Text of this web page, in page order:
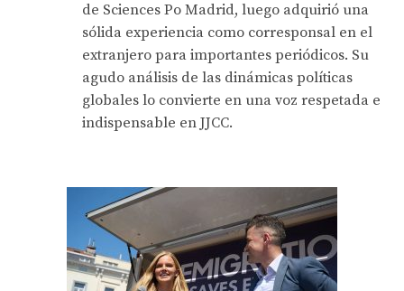
de Sciences Po Madrid, luego adquirió una
sólida experiencia como corresponsal en el
extranjero para importantes periódicos. Su
agudo análisis de las dinámicas políticas
globales lo convierte en una voz respetada e
indispensable en JJCC.